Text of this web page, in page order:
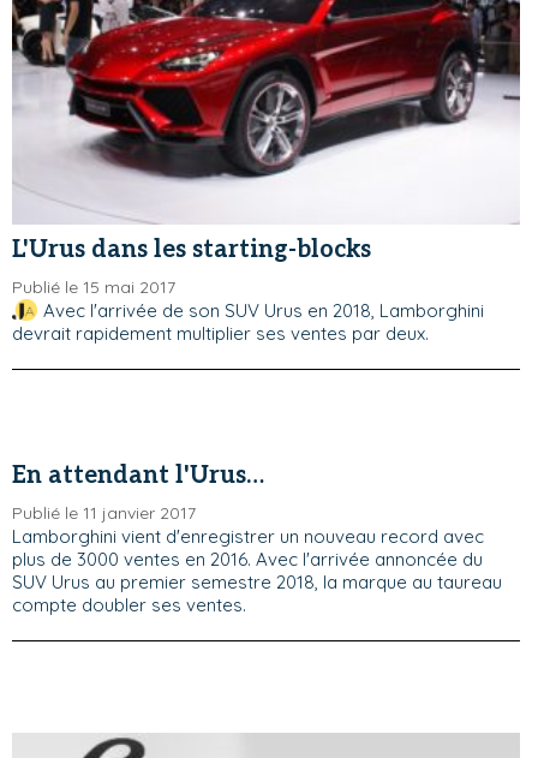
L'Urus dans les starting-blocks
Publié le 15 mai 2017
Avec l'arrivée de son SUV Urus en 2018, Lamborghini
devrait rapidement multiplier ses ventes par deux.
En attendant l'Urus…
Publié le 11 janvier 2017
Lamborghini vient d'enregistrer un nouveau record avec
plus de 3000 ventes en 2016. Avec l'arrivée annoncée du
SUV Urus au premier semestre 2018, la marque au taureau
compte doubler ses ventes.